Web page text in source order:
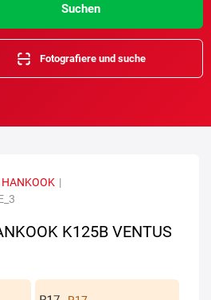
Suchen
Fotografiere und suche
HANKOOK |
K125B VENTUS